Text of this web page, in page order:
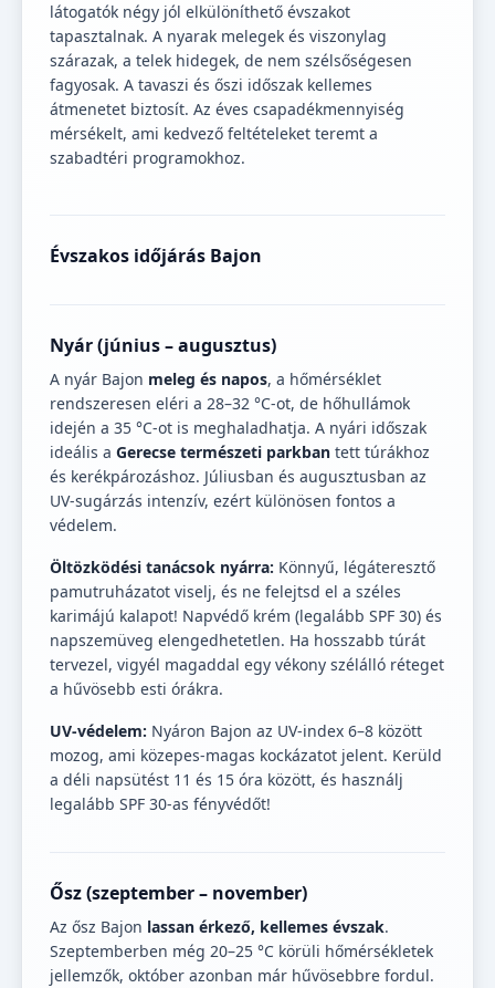
látogatók négy jól elkülöníthető évszakot
tapasztalnak. A nyarak melegek és viszonylag
szárazak, a telek hidegek, de nem szélsőségesen
fagyosak. A tavaszi és őszi időszak kellemes
átmenetet biztosít. Az éves csapadékmennyiség
mérsékelt, ami kedvező feltételeket teremt a
szabadtéri programokhoz.
Évszakos időjárás Bajon
Nyár (június – augusztus)
A nyár Bajon meleg és napos, a hőmérséklet
rendszeresen eléri a 28–32 °C-ot, de hőhullámok
idején a 35 °C-ot is meghaladhatja. A nyári időszak
ideális a Gerecse természeti parkban tett túrákhoz
és kerékpározáshoz. Júliusban és augusztusban az
UV-sugárzás intenzív, ezért különösen fontos a
védelem.
Öltözködési tanácsok nyárra: Könnyű, légáteresztő
pamutruházatot viselj, és ne felejtsd el a széles
karimájú kalapot! Napvédő krém (legalább SPF 30) és
napszemüveg elengedhetetlen. Ha hosszabb túrát
tervezel, vigyél magaddal egy vékony szélálló réteget
a hűvösebb esti órákra.
UV-védelem: Nyáron Bajon az UV-index 6–8 között
mozog, ami közepes-magas kockázatot jelent. Kerüld
a déli napsütést 11 és 15 óra között, és használj
legalább SPF 30-as fényvédőt!
Ősz (szeptember – november)
Az ősz Bajon lassan érkező, kellemes évszak.
Szeptemberben még 20–25 °C körüli hőmérsékletek
jellemzők, október azonban már hűvösebbre fordul.